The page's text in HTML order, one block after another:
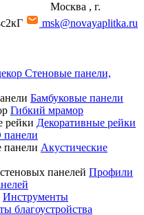
Москва , г.
msk@novayaplitka.ru
Стеновые панели,
Бамбуковые панели
Гибкий мрамор
Декоративные рейки
панели
Акустические
Профили
Инструменты